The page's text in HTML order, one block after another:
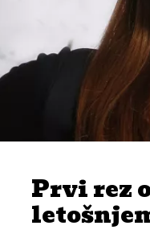
Prvi rez